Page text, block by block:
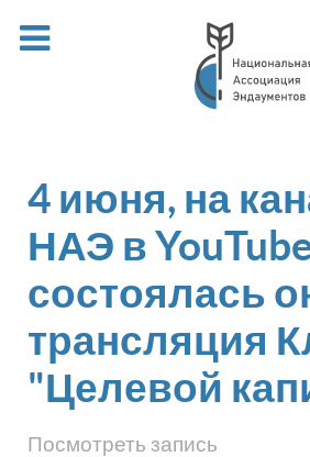
4 июня, на
НАЭ в
состоялась
трансляция
"Целевой
Посмотреть запись